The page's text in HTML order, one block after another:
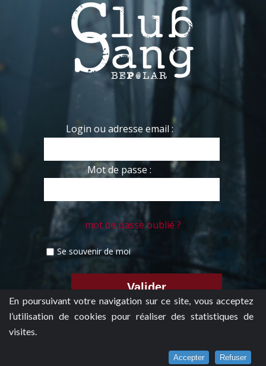
En poursuivant votre navigation sur ce site, vous acceptez
l’utilisation de cookies pour réaliser des statistiques de
visites.
Accepter Refuser
Login ou adresse email :
Mot de passe :
mot de passe oublié ?
Se souvenir de moi